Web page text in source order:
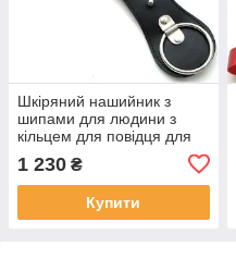
Шкіряний нашийник з
шипами для людини з
кільцем для повідця для
1 230 ₴
Купити